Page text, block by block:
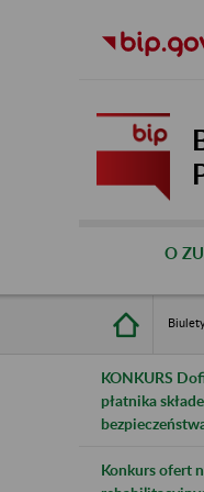
O
KONKURS
płatnika
Konkurs ofert